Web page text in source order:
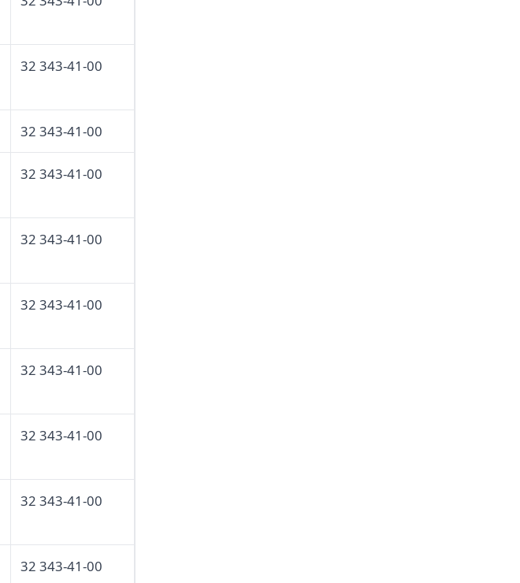
32 343-41-00
32 343-41-00
32 343-41-00
32 343-41-00
32 343-41-00
32 343-41-00
32 343-41-00
32 343-41-00
32 343-41-00